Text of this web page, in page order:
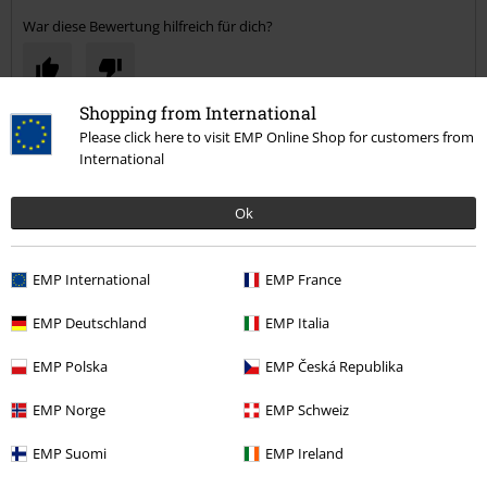
Shopping from International
Please click here to visit EMP Online Shop for customers from
International
Ok
EMP International EMP France
EMP Deutschland EMP Italia
EMP Polska EMP Česká Republika
EMP Norge EMP Schweiz
EMP Suomi EMP Ireland
War diese Bewertung hilfreich für dich?
Kommentieren
15%
E-Mail Newsletter
Greif einen 15%* Gutschein ab, wenn du dich
Ich bin damit einverstanden, den EMP-Newsletter zu erhalten und willige
ein, dass die E.M.P. Merchandising Handelsgesellschaft mbH meine
personenbezogenen Daten verarbeitet um mich individuell und